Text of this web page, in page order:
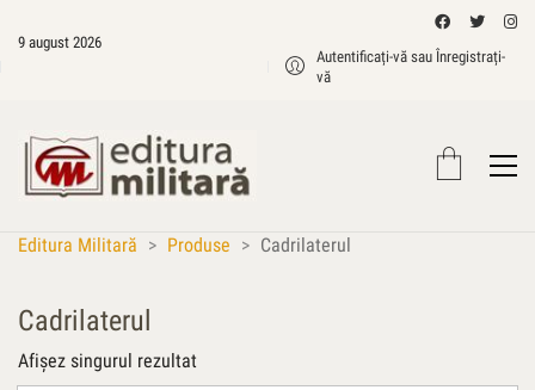
9 august 2026
Autentificați-vă sau Înregistrați-
vă
Editura Militară > Produse > Cadrilaterul
Cadrilaterul
Afișez singurul rezultat